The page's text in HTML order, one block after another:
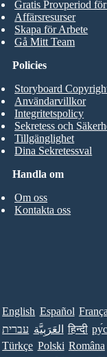
Gratis Provperiod
Affärsresurser
Skapa för Arbete
Gå Mitt Team
Handla om
Om oss
Kontakta oss
Policies
Storyboard
Användarvillkor
Integritetspolicy
Sekretess och
Tillgänglighet
Dina Sekretessval
English Español
עברית العَرَبِيَّة हिन्दी
Türkçe Polski Româna